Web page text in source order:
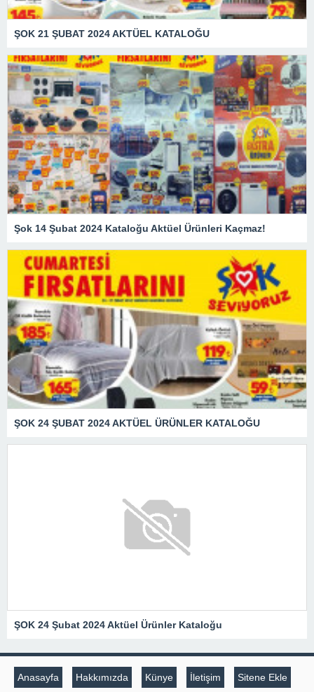
ŞOK 21 ŞUBAT 2024 AKTÜEL KATALOĞU
Şok 14 Şubat 2024 Kataloğu Aktüel Ürünleri Kaçmaz!
ŞOK 24 ŞUBAT 2024 AKTÜEL ÜRÜNLER KATALOĞU
ŞOK 24 Şubat 2024 Aktüel Ürünler Kataloğu
Anasayfa Hakkımızda Künye İletişim Sitene Ekle